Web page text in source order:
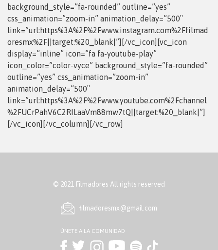
background_style=”fa-rounded” outline=”yes”
css_animation=”zoom-in” animation_delay=”500″
link=”url:https%3A%2F%2Fwww.instagram.com%2Ffilmad
oresmx%2F||target:%20_blank|”][/vc_icon][vc_icon
display=”inline” icon=”fa fa-youtube-play”
icon_color=”color-vyce” background_style=”fa-rounded”
outline=”yes” css_animation=”zoom-in”
animation_delay=”500″
link=”url:https%3A%2F%2Fwww.youtube.com%2Fchannel
%2FUCrPahV6C2RILaaVm88mw7tQ||target:%20_blank|”]
[/vc_icon][/vc_column][/vc_row]
© 2021 Filmadores All rights reserved
ﬁlmadoresmx@gmail.com
ÚNETE A LA COMUNIDAD